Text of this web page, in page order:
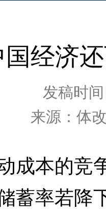
经济
发稿时
来源：体
本的竞
蓄率若降